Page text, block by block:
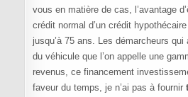
vous en matière de cas, l’avantage
crédit normal d’un crédit
jusqu’à 75 ans. Les démarcheurs
du véhicule que l’on appelle une
revenus, ce financement
faveur du temps, je n’ai pas à fournir